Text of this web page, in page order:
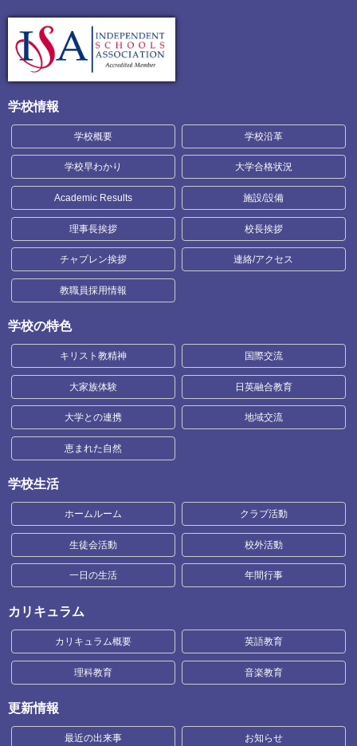
学校情報
学校概要 学校沿革
学校早わかり 大学合格状況
Academic Results 施設/設備
理事長挨拶 校長挨拶
チャプレン挨拶 連絡/アクセス
教職員採用情報
学校の特色
キリスト教精神 国際交流
大家族体験 日英融合教育
大学との連携 地域交流
恵まれた自然
学校生活
ホームルーム クラブ活動
生徒会活動 校外活動
一日の生活 年間行事
カリキュラム
カリキュラム概要 英語教育
理科教育 音楽教育
更新情報
最近の出来事 お知らせ